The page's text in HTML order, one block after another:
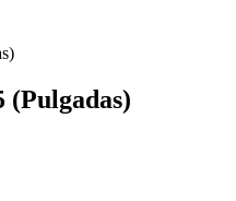
(Pulgadas)